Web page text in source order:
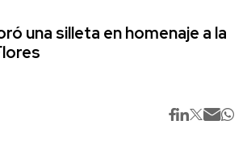
una silleta en homenaje a la